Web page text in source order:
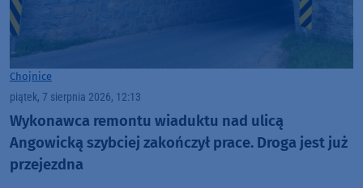
Chojnice
piątek, 7 sierpnia 2026, 12:13
Wykonawca remontu wiaduktu nad ulicą
Angowicką szybciej zakończył prace. Droga jest już
przejezdna